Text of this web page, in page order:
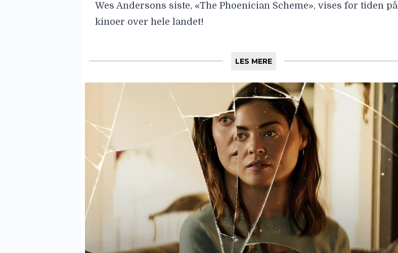
Wes Andersons siste, «The Phoenician Scheme», vises for tiden på
kinoer over hele landet!
LES MERE